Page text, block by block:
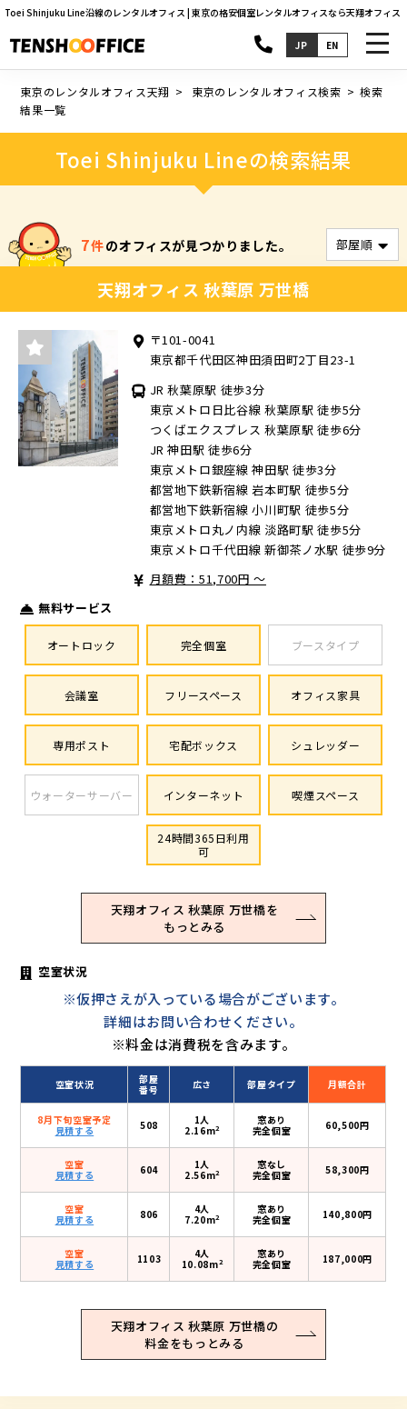
Toei Shinjuku Line沿線のレンタルオフィス | 東京の格安個室レンタルオフィスなら天翔オフィス
JP EN
東京のレンタルオフィス天翔 東京のレンタルオフィス検索
検索
結果一覧
Toei Shinjuku Lineの検索結果
7件のオフィスが見つかりました。
天翔オフィス 秋葉原 万世橋
〒101-0041
東京都千代田区神田須田町2丁目23-1
JR 秋葉原駅 徒歩3分
東京メトロ日比谷線 秋葉原駅 徒歩5分
つくばエクスプレス 秋葉原駅 徒歩6分
JR 神田駅 徒歩6分
東京メトロ銀座線 神田駅 徒歩3分
都営地下鉄新宿線 岩本町駅 徒歩5分
都営地下鉄新宿線 小川町駅 徒歩5分
東京メトロ丸ノ内線 淡路町駅 徒歩5分
東京メトロ千代田線 新御茶ノ水駅 徒歩9分
月額費：51,700円 ～
無料サービス
オートロック 完全個室 ブースタイプ
会議室 フリースペース オフィス家具
専用ポスト 宅配ボックス シュレッダー
ウォーターサーバー インターネット 喫煙スペース
24時間365日利用
可
天翔オフィス 秋葉原 万世橋を
もっとみる
空室状況
※仮押さえが入っている場合がございます。
詳細はお問い合わせください。
※料金は消費税を含みます。
空室状況
部屋
番号
広さ 部屋タイプ 月額合計
8月下旬空室予定
見積する
508
1人
2.16m2
窓あり
完全個室
60,500円
空室
見積する
604
1人
2.56m2
窓なし
完全個室
58,300円
空室
見積する
806
4人
7.20m2
窓あり
完全個室
140,800円
空室
見積する
1103
4人
10.08m2
窓あり
完全個室
187,000円
天翔オフィス 秋葉原 万世橋の
料金をもっとみる